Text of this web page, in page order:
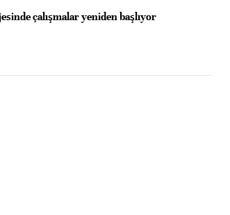
çalışmalar yeniden başlıyor